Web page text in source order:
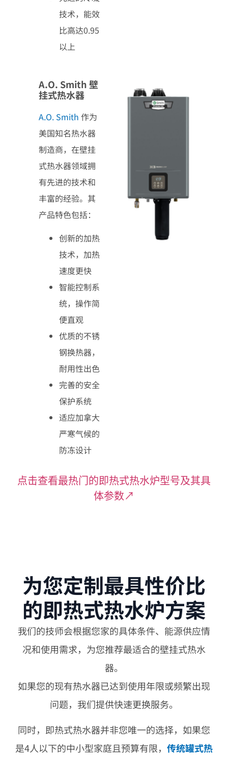
技术，能效
比高达0.95
以上
A.O. Smith 壁
挂式热水器
A.O. Smith 作为
美国知名热水器
制造商，在壁挂
式热水器领域拥
有先进的技术和
丰富的经验。其
产品特色包括：
创新的加热
技术，加热
速度更快
智能控制系
统，操作简
便直观
优质的不锈
钢换热器，
耐用性出色
完善的安全
保护系统
适应加拿大
严寒气候的
防冻设计
点击查看最热门的即热式热水炉型号及其具
体参数↗
为您定制最具性价比
的即热式热水炉方案
我们的技师会根据您家的具体条件、能源供应情
况和使用需求，为您推荐最适合的壁挂式热水
器。
如果您的现有热水器已达到使用年限或频繁出现
问题，我们提供快速更换服务。
同时，即热式热水器并非您唯一的选择，如果您
是4人以下的中小型家庭且预算有限， 传统罐式热